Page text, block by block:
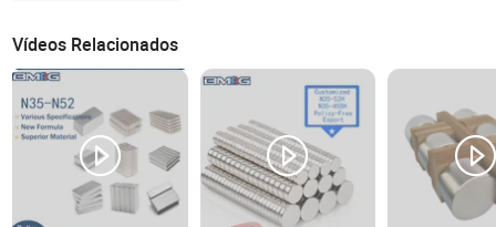
Vídeos Relacionados